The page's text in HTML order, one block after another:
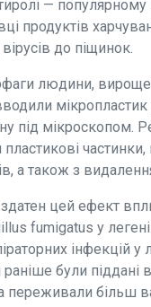
— популярному
продуктів
до піщинок.
людини,
під мікроскопом.
а також з
цей ефект
fumigatus у
інфекцій у
були
переживали більш